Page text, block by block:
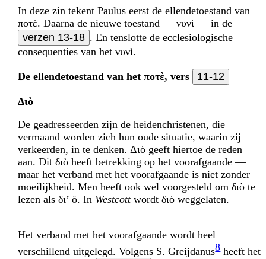
In deze zin tekent Paulus eerst de ellendetoestand van
ποτὲ. Daarna de nieuwe toestand — νυνὶ — in de
verzen 13-18 . En tenslotte de ecclesiologische
consequenties van het νυνὶ.
De ellendetoestand van het ποτὲ, vers 11-12
Διὸ
De geadresseerden zijn de heidenchristenen, die
vermaand worden zich hun oude situatie, waarin zij
verkeerden, in te denken. Διὸ geeft hiertoe de reden
aan. Dit διὸ heeft betrekking op het voorafgaande —
maar het verband met het voorafgaande is niet zonder
moeilijkheid. Men heeft ook wel voorgesteld om διὸ te
lezen als δι’ ὄ. In Westcottwordt διὸ weggelaten.
Het verband met het voorafgaande wordt heel
verschillend uitgelegd. Volgens S. Greij­danus8heeft het